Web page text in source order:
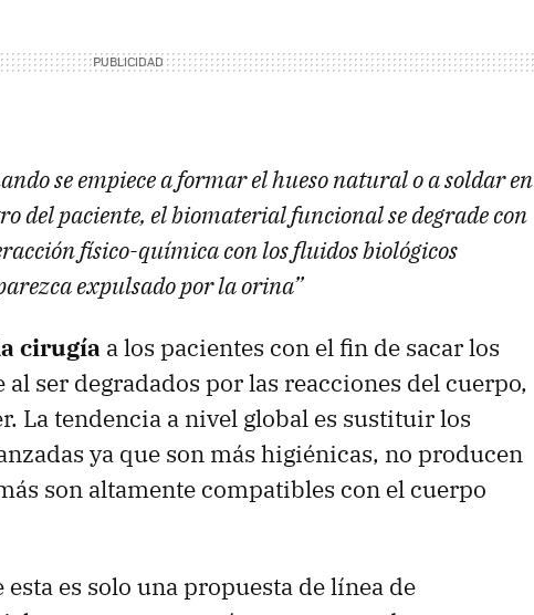
se empiece a formar el hueso natural o a soldar en
del paciente, el biomaterial funcional se degrade con
físico-química con los fluidos biológicos
expulsado por la orina”
cirugía a los pacientes con el fin de sacar los
ser degradados por las reacciones del cuerpo,
La tendencia a nivel global es sustituir los
ya que son más higiénicas, no producen
son altamente compatibles con el cuerpo
es solo una propuesta de línea de